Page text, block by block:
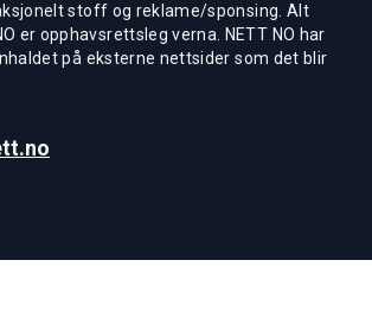
stoff og reklame/sponsing. Alt
er opphavsrettsleg verna. NETT NO har
på eksterne nettsider som det blir